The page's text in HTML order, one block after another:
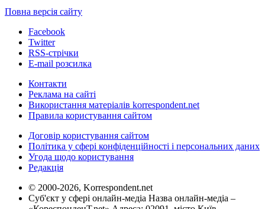
Повна версія сайту
Facebook
Twitter
RSS-стрічки
E-mail розсилка
Контакти
Реклама на сайті
Використання матеріалів korrespondent.net
Правила користування сайтом
Договір користування сайтом
Політика у сфері конфіденційності і персональних даних
Угода щодо користування
Редакція
© 2000-2026, Korrespondent.net
Суб'єкт у сфері онлайн-медіа Назва онлайн-медіа –